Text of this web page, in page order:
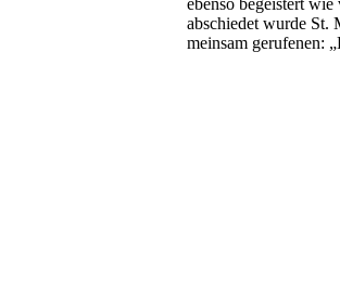
ebenso begeistert
abschiedet wurde St.
meinsam gerufenen: